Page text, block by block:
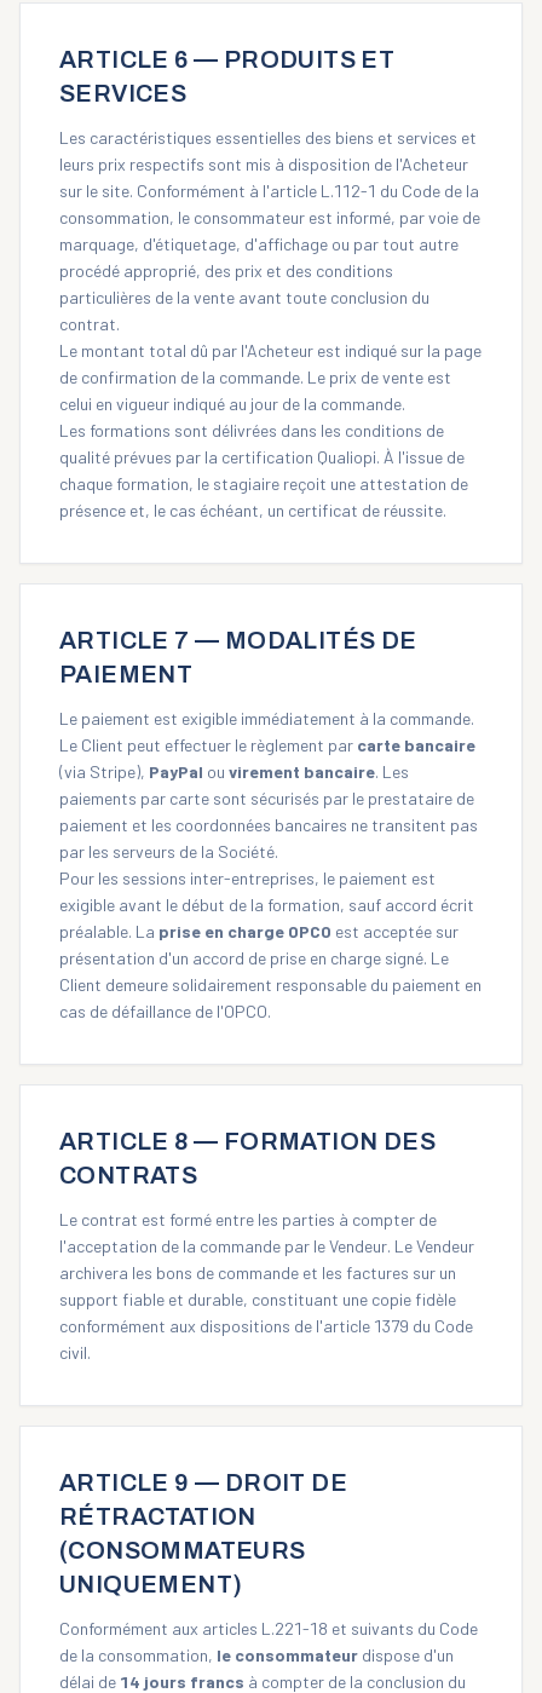
ARTICLE 6 — PRODUITS ET
SERVICES
Les caractéristiques essentielles des biens et services et
leurs prix respectifs sont mis à disposition de l'Acheteur
sur le site. Conformément à l'article L.112-1 du Code de la
consommation, le consommateur est informé, par voie de
marquage, d'étiquetage, d'affichage ou par tout autre
procédé approprié, des prix et des conditions
particulières de la vente avant toute conclusion du
contrat.
Le montant total dû par l'Acheteur est indiqué sur la page
de confirmation de la commande. Le prix de vente est
celui en vigueur indiqué au jour de la commande.
Les formations sont délivrées dans les conditions de
qualité prévues par la certification Qualiopi. À l'issue de
chaque formation, le stagiaire reçoit une attestation de
présence et, le cas échéant, un certificat de réussite.
ARTICLE 7 — MODALITÉS DE
PAIEMENT
Le paiement est exigible immédiatement à la commande.
Le Client peut effectuer le règlement par carte bancaire
(via Stripe), PayPal ou virement bancaire. Les
paiements par carte sont sécurisés par le prestataire de
paiement et les coordonnées bancaires ne transitent pas
par les serveurs de la Société.
Pour les sessions inter-entreprises, le paiement est
exigible avant le début de la formation, sauf accord écrit
préalable. La prise en charge OPCO est acceptée sur
présentation d'un accord de prise en charge signé. Le
Client demeure solidairement responsable du paiement en
cas de défaillance de l'OPCO.
ARTICLE 8 — FORMATION DES
CONTRATS
Le contrat est formé entre les parties à compter de
l'acceptation de la commande par le Vendeur. Le Vendeur
archivera les bons de commande et les factures sur un
support fiable et durable, constituant une copie fidèle
conformément aux dispositions de l'article 1379 du Code
civil.
ARTICLE 9 — DROIT DE
RÉTRACTATION
(CONSOMMATEURS
UNIQUEMENT)
Conformément aux articles L.221-18 et suivants du Code
de la consommation, le consommateur dispose d'un
délai de 14 jours francs à compter de la conclusion du